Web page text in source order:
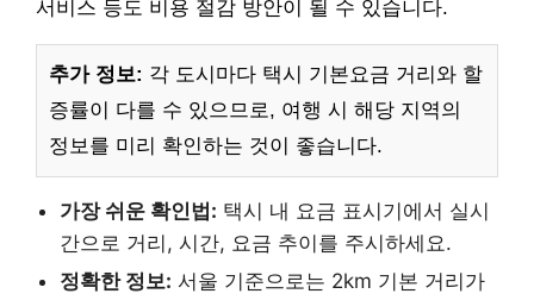
서비스 등도 비용 절감 방안이 될 수 있습니다.
추가 정보: 각 도시마다 택시 기본요금 거리와 할
증률이 다를 수 있으므로, 여행 시 해당 지역의
정보를 미리 확인하는 것이 좋습니다.
가장 쉬운 확인법: 택시 내 요금 표시기에서 실시
간으로 거리, 시간, 요금 추이를 주시하세요.
정확한 정보: 서울 기준으로는 2km 기본 거리가